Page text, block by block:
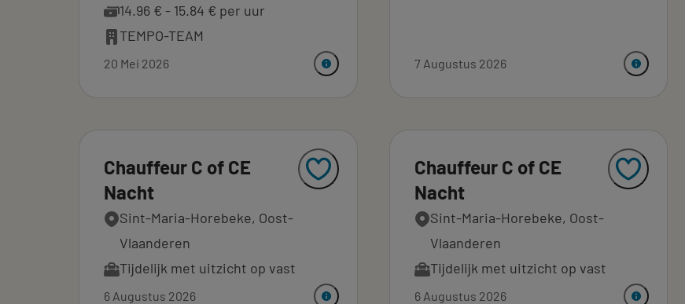
14.96 € - 15.84 € per uur
TEMPO-TEAM
20 Mei 2026 7 Augustus 2026
Chauffeur C of CE
Nacht
Sint-Maria-Horebeke, Oost-
Vlaanderen
Tijdelijk met uitzicht op vast
6 Augustus 2026
Chauffeur C of CE
Nacht
Sint-Maria-Horebeke, Oost-
Vlaanderen
Tijdelijk met uitzicht op vast
6 Augustus 2026